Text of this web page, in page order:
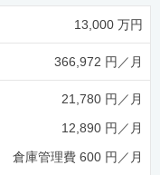
13,000 万円
366,972 円／月
21,780 円／月
12,890 円／月
倉庫管理費 600 円／月